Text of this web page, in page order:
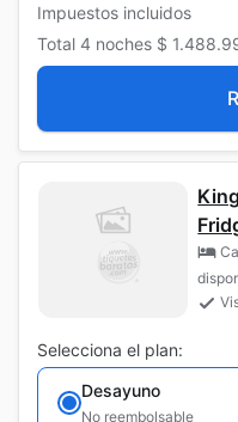
Impuestos incluidos
Total 4 noches $
Selecciona el plan:
Desayuno
No reembolsable